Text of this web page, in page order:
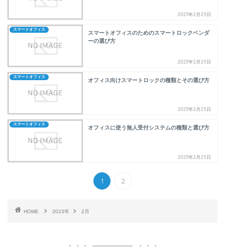
2023年2月25日
スマートオフィス
スマートオフィスのためのスマートロックベンダ
ーの選び方
2023年2月25日
スマートオフィス
オフィス向けスマートロックの種類とその選び方
2023年2月25日
スマートオフィス
オフィスに使う無人受付システムの種類と選び方
2023年2月25日
1 2
HOME 2023年 2月